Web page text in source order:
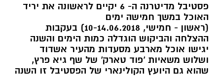
פסטיבל מדיטרנה ה- 6 יקיים לראשונה את יריד
האוכל במשך חמישה ימים
(ראשון - חמישי, 10-14.06.2018) בעקבות
ההצלחה והביקוש הוגדלה כמות הימים והשנה
יגישו אוכל מארבע מסעדות מהעיר אשדוד
ושלוש משאיות 'פוד טארק' של שף גיא פרץ,
שהוא גם היועץ הקולינארי של הפסטיבל זו השנה